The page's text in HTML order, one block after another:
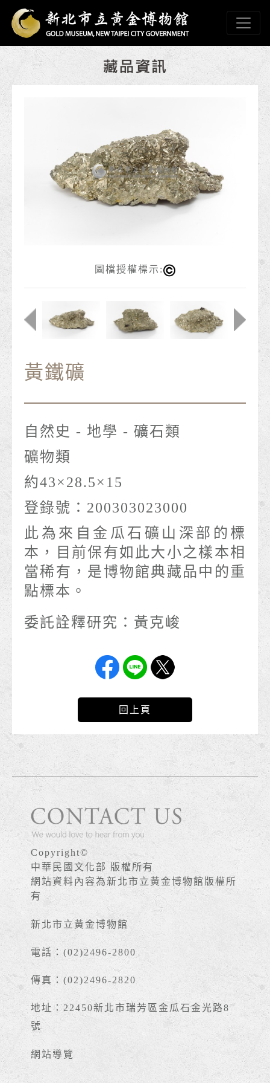
跳到主要內容
新北市立黃金博物館
網頁導覽
圖檔授權標示:
黃鐵礦
自然史 - 地學 - 礦石類
礦物類
約43×28.5×15
登錄號：200303023000
此為來自金瓜石礦山深部的標
本，目前保有如此大小之樣本相
當稀有，是博物館典藏品中的重
點標本。
委託詮釋研究：黃克峻
回上頁
Copyright©
中華民國文化部 版權所有
網站資料內容為新北市立黃金博物館版權所
有
新北市立黃金博物館
電話：(02)2496-2800
傳真：(02)2496-2820
地址：22450新北市瑞芳區金瓜石金光路8
號
網站導覽